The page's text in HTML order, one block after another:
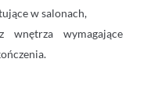
w salonach,
wnętrza wymagające